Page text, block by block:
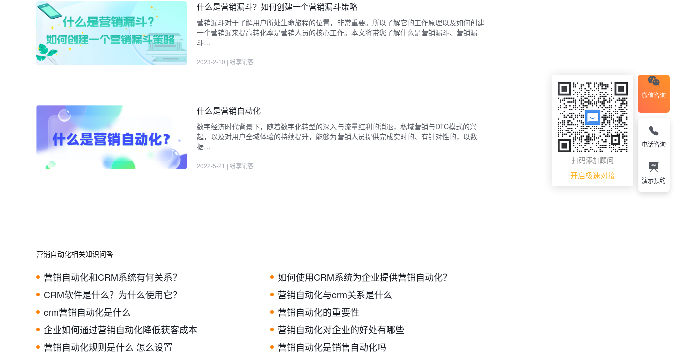
什么是营销漏斗？如何创建一个营销漏斗策略
营销漏斗对于了解用户所处生命旅程的位置，非常重要。所以了解它的工作原理以及如何创建
一个营销漏来提高转化率是营销人员的核心工作。本文将带您了解什么是营销漏斗、营销漏
斗…
2023-2-10 | 纷享销客
什么是营销自动化
数字经济时代背景下，随着数字化转型的深入与流量红利的消退，私域营销与DTC模式的兴
起，以及对用户全域体验的持续提升，能够为营销人员提供完成实时的、有针对性的，以数
据…
2022-5-21 | 纷享销客
营销自动化相关知识问答
营销自动化和CRM系统有何关系？
如何使用CRM系统为企业提供营销自动化？
CRM软件是什么？为什么使用它？
营销自动化与crm关系是什么
crm营销自动化是什么
营销自动化的重要性
企业如何通过营销自动化降低获客成本
营销自动化对企业的好处有哪些
营销自动化规则是什么 怎么设置
营销自动化是销售自动化吗
微信咨询
扫码添加顾问
开启极速对接
电话咨询
演示预约